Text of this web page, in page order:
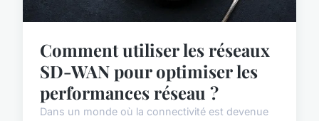
Comment utiliser les réseaux
SD-WAN pour optimiser les
performances réseau ?
Dans un monde où la connectivité est devenue